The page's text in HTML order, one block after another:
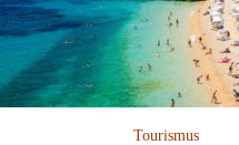
Tourismus